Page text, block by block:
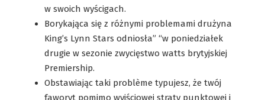
w swoich wyścigach.
Borykająca się z różnymi problemami drużyna
King’s Lynn Stars odniosła” “w poniedziałek
drugie w sezonie zwycięstwo watts brytyjskiej
Premiership.
Obstawiając taki problème typujesz, że twój
faworyt pomimo wyjściowej straty punktowej i